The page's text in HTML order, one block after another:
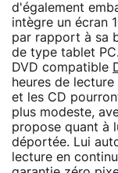
d'également
intègre un écran
par rapport à sa
de type tablet
DVD compatible
heures de
et les CD
plus modeste,
propose quant à
déportée. Lui
lecture en